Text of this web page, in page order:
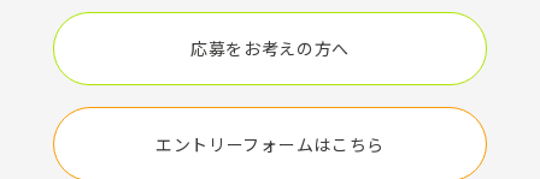
応募をお考えの方へ
エントリーフォームはこちら